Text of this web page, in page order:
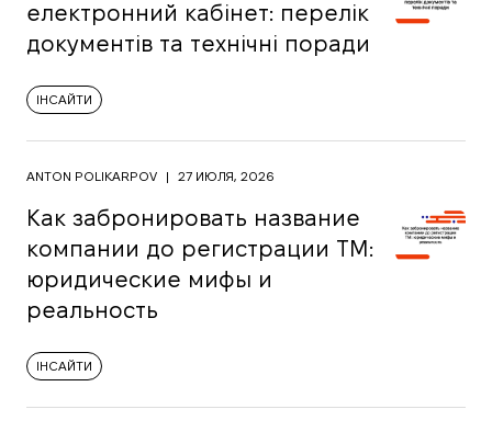
електронний кабінет: перелік
документів та технічні поради
ІНСАЙТИ
ANTON POLIKARPOV | 27 ИЮЛЯ, 2026
Как забронировать название
компании до регистрации ТМ:
юридические мифы и
реальность
ІНСАЙТИ